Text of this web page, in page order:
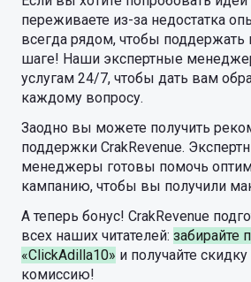
переживаете из-за недостатка
всегда рядом, чтобы
шаге! Наши экспертные
услугам 24/7, чтобы дать вам
каждому вопросу.
Заодно вы можете получить
поддержки CrakRevenue.
менеджеры готовы помочь
кампанию, чтобы вы получили
А теперь бонус! CrakRevenue
всех наших читателей: забирайте
«ClickAdilla10» и получайте
комиссию!